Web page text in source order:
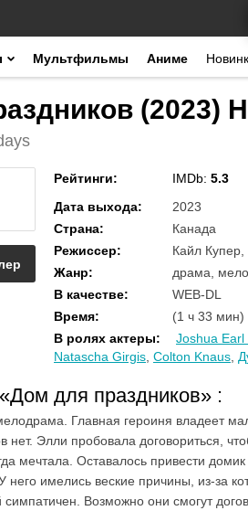
Мультфильмы Аниме
(2023)
Рейтинги: IMDb: 5.3
Дата выхода:
2023
Страна:
Канада
Режиссер:
Кайл
Жанр:
драма,
В качестве:
WEB-DL
Время:
(1 ч 33 мин)
В ролях актеры:
Joshua
Natascha Girgis Colton Knaus
для праздников» :
Главная героиня владеет
нет. Элли пробовала договориться,
мечтала. Оставалось привести
него имелись веские причины, из-за
симпатичен. Возможно они смогут